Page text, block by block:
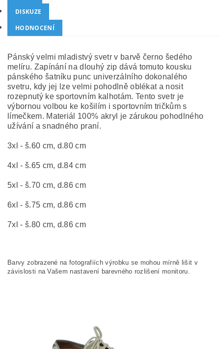
DISKUZE
HODNOCENÍ
Pánský velmi mladistvý svetr v barvě černo šedého
melíru. Zapínání na dlouhý zip dává tomuto kousku
pánského šatníku punc univerzálního dokonalého
svetru, kdy jej lze velmi pohodlně oblékat a nosit
rozepnutý ke sportovním kalhotám. Tento svetr je
výbornou volbou ke košilím i sportovním tričkům s
límečkem. Materiál 100% akryl je zárukou pohodlného
užívání a snadného praní.
3xl - š.60 cm, d.80 cm
4xl - š.65 cm, d.84 cm
5xl - š.70 cm, d.86 cm
6xl - š.75 cm, d.86 cm
7xl - š.80 cm, d.86 cm
Barvy zobrazené na fotografiích výrobku se mohou mírně lišit v
závislosti na Vašem nastavení barevného rozlišení monitoru.